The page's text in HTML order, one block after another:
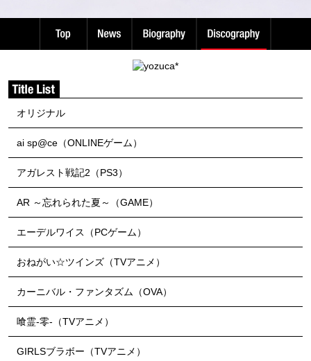
オリジナル
ai sp@ce（ONLINEゲーム）
アガレスト戦記2（PS3）
AR ～忘れられた夏～（GAME）
エーデルワイス（PCゲーム）
おねがい☆ツインズ（TVアニメ）
カーニバル・ファンタズム（OVA）
喰霊-零-（TVアニメ）
GIRLSブラボー（TVアニメ）